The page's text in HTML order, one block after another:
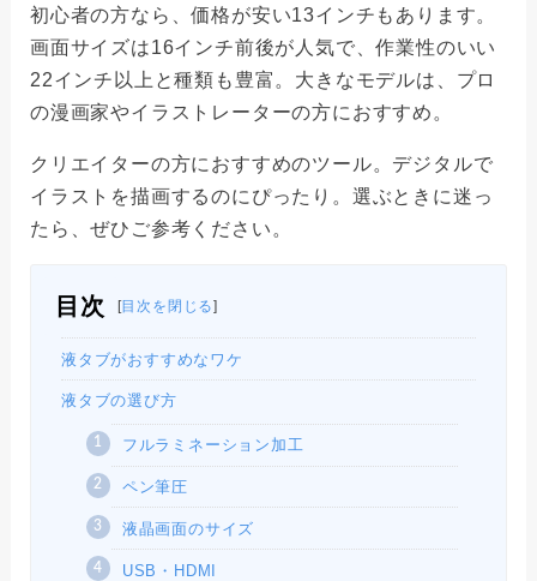
初心者の方なら、価格が安い13インチもあります。
画面サイズは16インチ前後が人気で、作業性のいい
22インチ以上と種類も豊富。大きなモデルは、プロ
の漫画家やイラストレーターの方におすすめ。
クリエイターの方におすすめのツール。デジタルで
イラストを描画するのにぴったり。選ぶときに迷っ
たら、ぜひご参考ください。
目次 [目次を閉じる]
液タブがおすすめなワケ
液タブの選び方
フルラミネーション加工
ペン筆圧
液晶画面のサイズ
USB・HDMI